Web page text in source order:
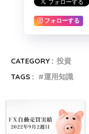
フォローする
CATEGORY : 投資
TAGS :
運用知識